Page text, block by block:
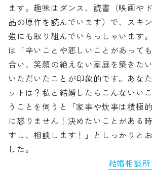
ます。趣味はダンス、読書（映画や
品の原作を読んでいます）で、スキ
強にも取り組んでいらっしゃいます
は「辛いことや悲しいことがあって
合い、笑顔の絶えない家庭を築きた
いただいたことが印象的です。あな
ットは？私と結婚したらこんないい
うことを伺うと「家事や炊事は積極
に怒りません！決めたいことがある
すし、相談します！」としっかりと
した。
結婚相談